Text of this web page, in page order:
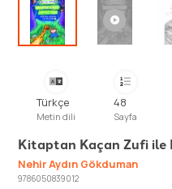
Türkçe
Metin dili
48
Sayfa
Kitaptan Kaçan Zufi ile
Nehir Aydın Gökduman
9786050839012